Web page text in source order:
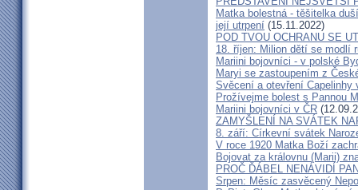
Matka bolestná - těšitelka
její utrpení (15.11.2022)
POD TVOU OCHRANU SE
18. říjen: Milion dětí se modlí
Mariini bojovníci - v polské
Maryi se zastoupením z
Svěcení a otevření Capelinhy
Prožívejme bolest s Pannou
Mariini bojovníci v ČR
ZAMYŠLENÍ NA SVÁTEK
8. září: Církevní svátek
V roce 1920 Matka Boží
Bojovat za královnu (Marii)
PROČ ĎÁBEL NENÁVIDÍ
Srpen: Měsíc zasvěcený